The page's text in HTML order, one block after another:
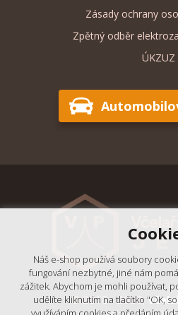
Zásady ochrany
Zpětný odběr
ÚKZUZ
© 2018 - 2026,
Náš e-shop používá soubory
fungování nezbytné, jiné nám
zážitek. Abychom je mohli používat,
udělíte kliknutím na tlačítko "OK,